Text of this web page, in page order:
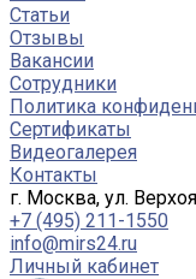
Статьи
Отзывы
Вакансии
Сотрудники
Политика
Сертификаты
Видеогалерея
Контакты
г. Москва, ул.
+7 (495) 211-1550
info@mirs24.ru
Личный кабинет